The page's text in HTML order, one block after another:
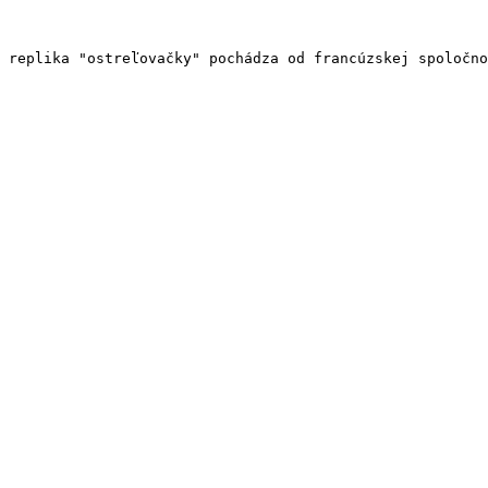
"ostreľovačky" pochádza od francúzskej